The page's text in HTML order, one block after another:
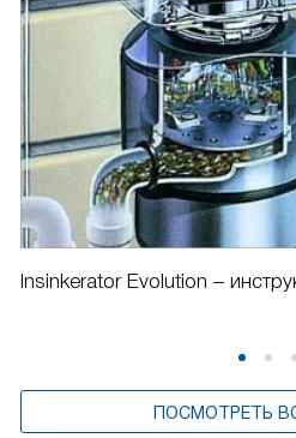
Insinkerator Evolution –
ПОСМОТРЕТЬ